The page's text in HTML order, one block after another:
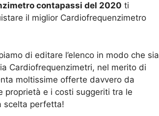
contapassi del 2020 ti
il miglior Cardiofrequenzimetro
di editare l’elenco in modo che sia
Cardiofrequenzimetri, nel merito di
moltissime offerte davvero da
proprietà e i costi suggeriti tra le
scelta perfetta!